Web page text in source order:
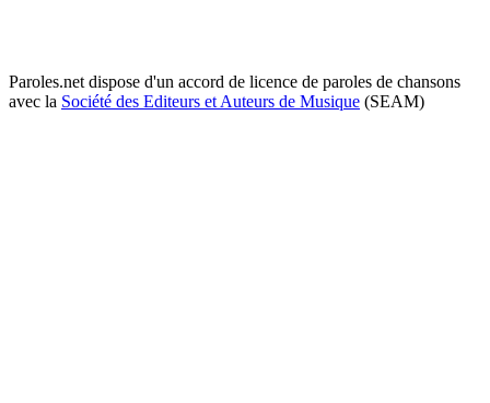
Paroles.net dispose d'un accord de licence de paroles de chansons
avec la Société des Editeurs et Auteurs de Musique (SEAM)